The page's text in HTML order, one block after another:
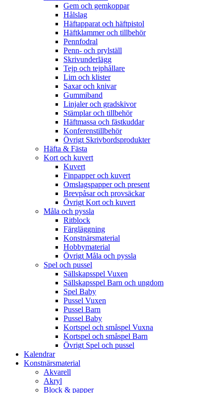
Gem och gemkoppar
Hålslag
Häftapparat och häftpistol
Häftklammer och tillbehör
Pennfodral
Penn- och prylställ
Skrivunderlägg
Tejp och tejphållare
Lim och klister
Saxar och knivar
Gummiband
Linjaler och gradskivor
Stämplar och tillbehör
Häftmassa och fästkuddar
Konferenstillbehör
Övrigt Skrivbordsprodukter
Häfta & Fästa
Kort och kuvert
Kuvert
Finpapper och kuvert
Omslagspapper och present
Brevpåsar och provsäckar
Övrigt Kort och kuvert
Måla och pyssla
Ritblock
Färgläggning
Konstnärsmaterial
Hobbymaterial
Övrigt Måla och pyssla
Spel och pussel
Sällskapsspel Vuxen
Sällskapsspel Barn och ungdom
Spel Baby
Pussel Vuxen
Pussel Barn
Pussel Baby
Kortspel och småspel Vuxna
Kortspel och småspel Barn
Övrigt Spel och pussel
Kalendrar
Konstnärsmaterial
Akvarell
Akryl
Block & papper